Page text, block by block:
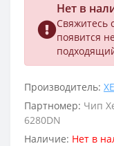
Нет в
Свяжитесь
появится
Производитель:
Партномер: Чип
6280DN
Наличие: Нет в